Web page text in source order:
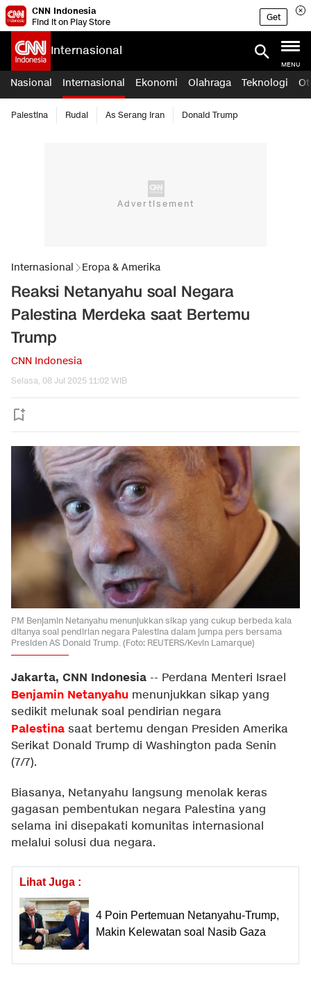
CNN Indonesia
Find it on Play Store
Get
Internasional
MENU
Nasional Internasional Ekonomi Olahraga Teknologi
Palestina Rudal As Serang Iran Donald Trump
Internasional Eropa & Amerika
Reaksi Netanyahu soal Negara
Palestina Merdeka saat Bertemu
Trump
CNN Indonesia
Selasa, 08 Jul 2025 11:02 WIB
PM Benjamin Netanyahu menunjukkan sikap yang cukup berbeda kala
ditanya soal pendirian negara Palestina dalam jumpa pers bersama
Presiden AS Donald Trump. (Foto: REUTERS/Kevin Lamarque)
Jakarta, CNN Indonesia -- Perdana Menteri Israel
Benjamin Netanyahu menunjukkan sikap yang
sedikit melunak soal pendirian negara
Palestina saat bertemu dengan Presiden Amerika
Serikat Donald Trump di Washington pada Senin
(7/7).
Biasanya, Netanyahu langsung menolak keras
gagasan pembentukan negara Palestina yang
selama ini disepakati komunitas internasional
melalui solusi dua negara.
Lihat Juga :
4 Poin Pertemuan Netanyahu-Trump,
Makin Kelewatan soal Nasib Gaza